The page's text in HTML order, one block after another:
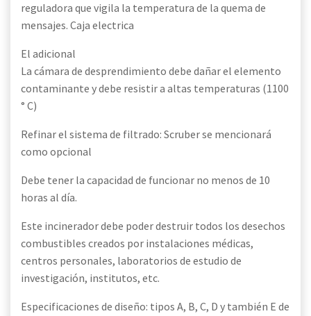
reguladora que vigila la temperatura de la quema de
mensajes. Caja electrica
El adicional
La cámara de desprendimiento debe dañar el elemento
contaminante y debe resistir a altas temperaturas (1100
° C)
Refinar el sistema de filtrado: Scruber se mencionará
como opcional
Debe tener la capacidad de funcionar no menos de 10
horas al día.
Este incinerador debe poder destruir todos los desechos
combustibles creados por instalaciones médicas,
centros personales, laboratorios de estudio de
investigación, institutos, etc.
Especificaciones de diseño: tipos A, B, C, D y también E de